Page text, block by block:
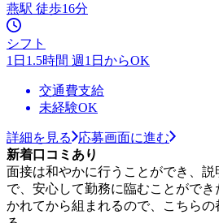
燕駅 徒歩16分
シフト
1日1.5時間 週1日からOK
交通費支給
未経験OK
詳細を見る
応募画面に進む
新着口コミあり
面接は和やかに行うことができ、
で、安心して勤務に臨むことがで
かれてから組まれるので、こちらの